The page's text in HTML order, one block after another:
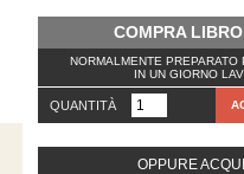
COMPRA
NORMALMENTE PREPARATO
IN UN GIORNO
QUANTITÀ
OPPURE